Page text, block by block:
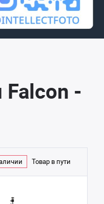
-
Товар в пути